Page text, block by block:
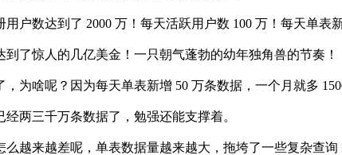
户数达到了 2000 万！每天活跃用户数 100 万！每天单表
了惊人的几亿美金！一只朝气蓬勃的幼年独角兽的节奏！
为啥呢？因为每天单表新增 50 万条数据，一个月就多
两三千万条数据了，勉强还能支撑着。
越来越差呢，单表数据量越来越大，拖垮了一些复杂查询